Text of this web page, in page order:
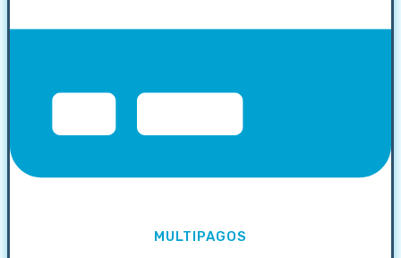
MULTIPAGOS